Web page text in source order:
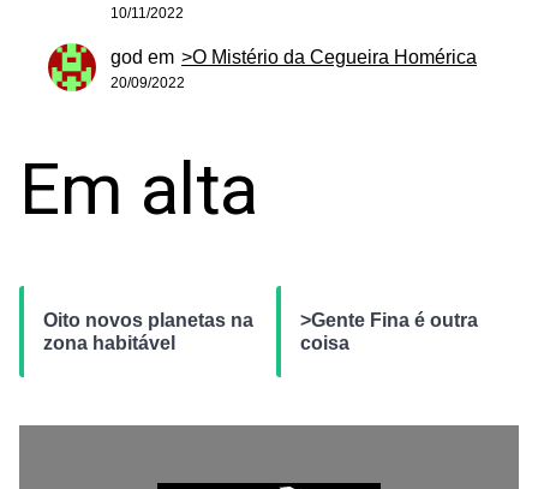
10/11/2022
god em >O Mistério da Cegueira Homérica
20/09/2022
Em alta
Oito novos planetas na
zona habitável
>Gente Fina é outra
coisa